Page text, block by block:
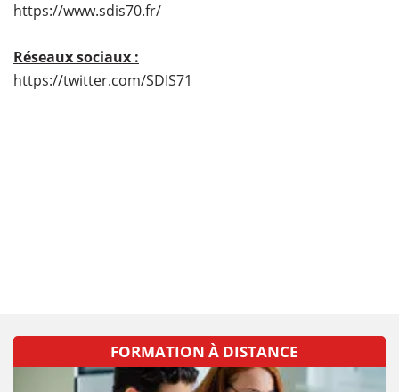
https://www.sdis70.fr/
Réseaux sociaux :
https://twitter.com/SDIS71
FORMATION À DISTANCE